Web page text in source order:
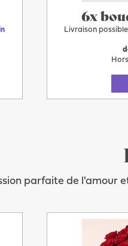
6x
Livraison
parfaite de l'amour